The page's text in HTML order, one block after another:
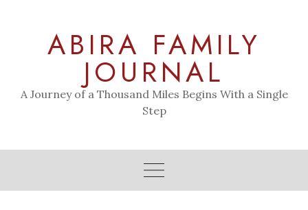
ABIRA FAMILY
JOURNAL
A Journey of a Thousand Miles Begins With a Single
Step